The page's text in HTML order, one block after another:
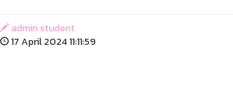
admin student
17 April 2024 11:11:59